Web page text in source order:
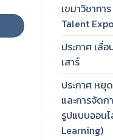
เขมาวิชากา
Talent
ประกาศ เลื่
เสาร์
ประกาศ หยุ
และการจัดก
รูปแบบออน
Learning)